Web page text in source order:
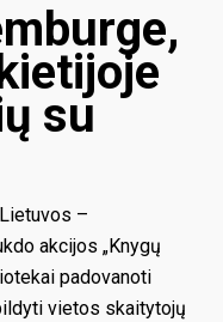
su
–
akcijos „Knygų
padovanoti
vietos skaitytojų